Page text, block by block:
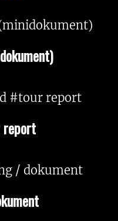
report